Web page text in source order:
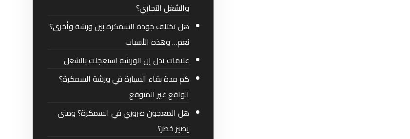
والشغل التجاري؟
هل تختلف جودة السمكرة بين ورشة وأخرى؟
نعم… وهذه الأسباب
علامات تدل إن الورشة استعجلت بالشغل
كم مدة بقاء السيارة في ورشة السمكرة؟
الواقع غير المتوقع
هل المعجون ضروري في السمكرة؟ ومتى
يصير خطر؟